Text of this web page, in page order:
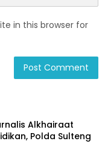
in this browser for
Alkhairaat
Polda Sulteng